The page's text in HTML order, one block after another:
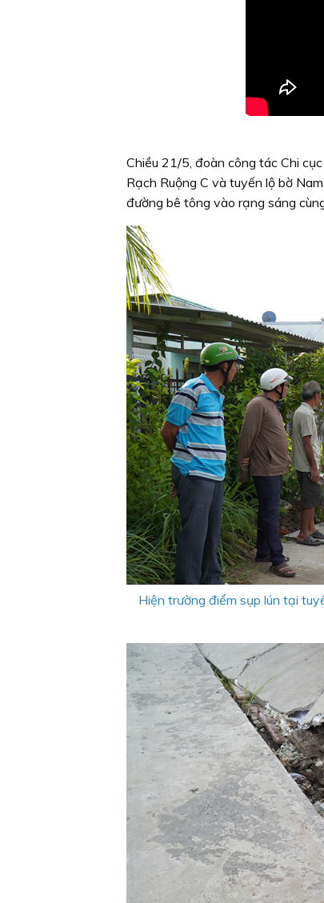
Chiều 21/5, đoàn công tác Chi
Rạch Ruộng C và tuyến lộ bờ
đường bê tông vào rạng sáng
Hiện trường điểm sụp lún tại